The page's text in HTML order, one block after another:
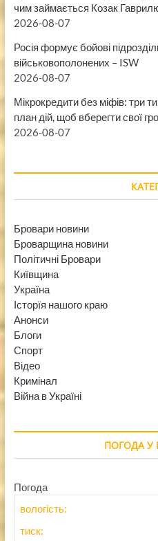
чим займається Козак
2026-08-07
Росія формує бойові
військовополонених – ISW
2026-08-07
Мікрокредити без міфів: три
план дій, щоб вберегти свої
2026-08-07
Бровари новини
Броварщина новини
Політичні Бровари
Київщина
Україна
Історїя нашого краю
Анонси
Блоги
Спорт
Відео
Кримінал
Війна в Україні
ПОГОДА У
Погода
вологість:
тиск: